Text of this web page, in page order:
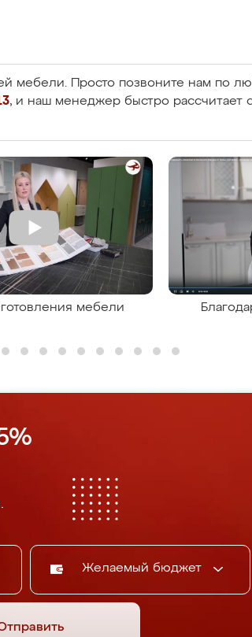
мебели. Просто позвоните нам по
, и наш менеджер быстро рассчитает
мебели
Желаемый бюджет